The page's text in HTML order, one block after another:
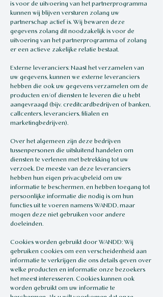
is voor de uitvoering van het partnerprogramma
kunnen wij blijven versturen zolang uw
partnerschap actief is. Wij bewaren deze
gegevens zolang dit noodzakelijk is voor de
uitvoering van het partnerprogramma of zolang
er een actieve zakelijke relatie bestaat.
Externe leveranciers: Naast het verzamelen van
uw gegevens, kunnen we externe leveranciers
hebben die ook uw gegevens verzamelen om de
producten en/of diensten te leveren die u hebt
aangevraagd (bijv. creditcardbedrijven of banken,
callcenters, leveranciers, filialen en
marketingbedrijven).
Over het algemeen zijn deze bedrijven
tussenpersonen die uitsluitend handelen om
diensten te verlenen met betrekking tot uw
verzoek. De meeste van deze leveranciers
hebben hun eigen privacybeleid om uw
informatie te beschermen, en hebben toegang tot
persoonlijke informatie die nodig is om hun
functies uit te voeren namens WANDD, maar
mogen deze niet gebruiken voor andere
doeleinden.
Cookies worden gebruikt door WANDD: Wij
gebruiken cookies om een verscheidenheid aan
informatie te verkrijgen die ons details geven over
welke producten en informatie onze bezoekers
het meest interesseren. Cookies kunnen ook
worden gebruikt om uw informatie te